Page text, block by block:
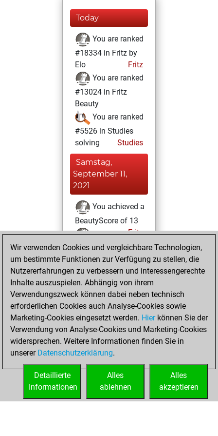
Today
You are ranked
#18334 in Fritz by
Elo
Fritz
You are ranked
#13024 in Fritz
Beauty
You are ranked
#5526 in Studies
solving
Studies
Samstag,
September 11,
2021
You achieved a
BeautyScore of 13
Fritz
You
achieved a new Elo
of 1577
You created
your Fritz account
blitz games
Play
You scored +0
=0 -2 in blitz
You created
your Studies account
Studies
Wir verwenden Cookies und vergleichbare Technologien,
um bestimmte Funktionen zur Verfügung zu stellen, die
Nutzererfahrungen zu verbessern und interessengerechte
Inhalte auszuspielen. Abhängig von ihrem
Verwendungszweck können dabei neben technisch
erforderlichen Cookies auch Analyse-Cookies sowie
Marketing-Cookies eingesetzt werden. Hierkönnen Sie der
Verwendung von Analyse-Cookies und Marketing-Cookies
widersprechen. Weitere Informationen finden Sie in
unserer Datenschutzerklärung.
Alles
akzeptieren
Alles
ablehnen
Detaillierte
Informationen